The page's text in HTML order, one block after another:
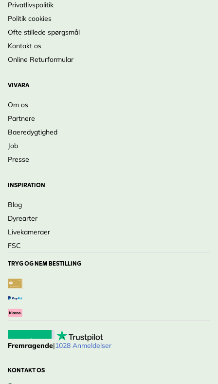
Privatlivspolitik
Politik cookies
Ofte stillede spørgsmål
Kontakt os
Online Returformular
VIVARA
Om os
Partnere
Baeredygtighed
Job
Presse
INSPIRATION
Blog
Dyrearter
Livekameraer
FSC
TRYG OG NEM BESTILLING
Fremragende|1028 Anmeldelser
KONTAKT OS